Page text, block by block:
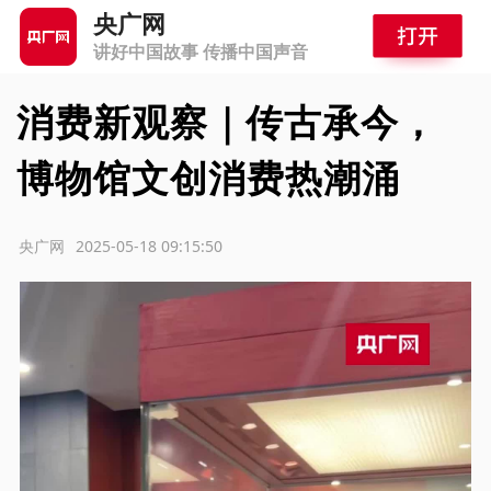
央广网
讲好中国故事 传播中国声音
消费新观察｜传古承今，
博物馆文创消费热潮涌
2025-05-18 09:15:50
央广网